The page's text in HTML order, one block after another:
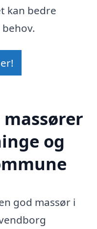
kan bedre
og
god massør i